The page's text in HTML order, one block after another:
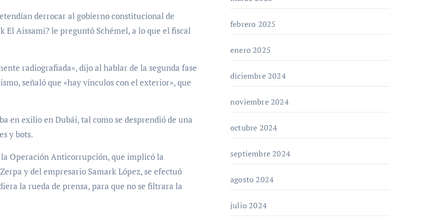
derrocar al gobierno constitucional de
Aissami? le preguntó Schémel, a lo que el fiscal
radiografiada», dijo al hablar de la segunda fase
señaló que «hay vínculos con el exterior», que
en exilio en Dubái, tal como se desprendió de una
y bots.
la Operación Anticorrupción, que implicó la
y del empresario Samark López, se efectuó
la rueda de prensa, para que no se filtrara la
febrero 2025
enero 2025
diciembre 2024
noviembre 2024
octubre 2024
septiembre 2024
agosto 2024
julio 2024